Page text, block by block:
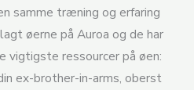
samme træning og erfaring
øerne på Auroa og de har
vigtigste ressourcer på øen:
ex-brother-in-arms, oberst